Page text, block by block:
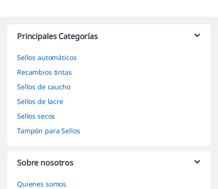
Principales Categorías
Sellos automáticos
Recambios tintas
Sellos de caucho
Sellos de lacre
Sellos secos
Tampón para Sellos
Sobre nosotros
Quienes somos